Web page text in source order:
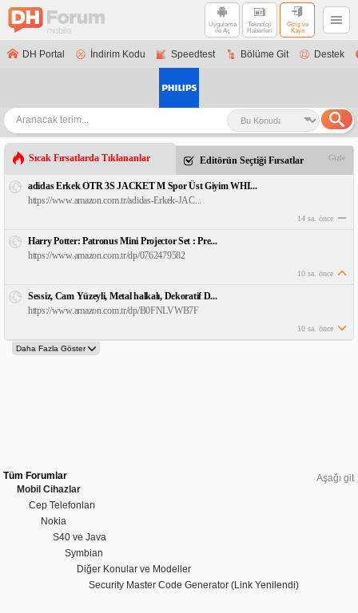
Uygulama
ile Aç
Teknoloji
Haberleri
Giriş ve
Kayıt
DH Portal İndirim Kodu Speedtest Bölüme Git Destek
Sıcak Fırsatlarda Tıklananlar Editörün Seçtiği Fırsatlar Gizle
adidas Erkek OTR 3S JACKET M Spor Üst Giyim WHI...
https://www.amazon.com.tr/adidas-Erkek-JAC...
14 sa. önce
Harry Potter: Patronus Mini Projector Set : Pre...
https://www.amazon.com.tr/dp/0762479582
10 sa. önce
Sessiz, Cam Yüzeyli, Metal halkalı, Dekoratif D...
https://www.amazon.com.tr/dp/B0FNLVWB7F
10 sa. önce
Aşağı git
Tüm Forumlar
Mobil Cihazlar
Cep Telefonları
Nokia
S40 ve Java
Symbian
Diğer Konular ve Modeller
Security Master Code Generator (Link Yenilendi)